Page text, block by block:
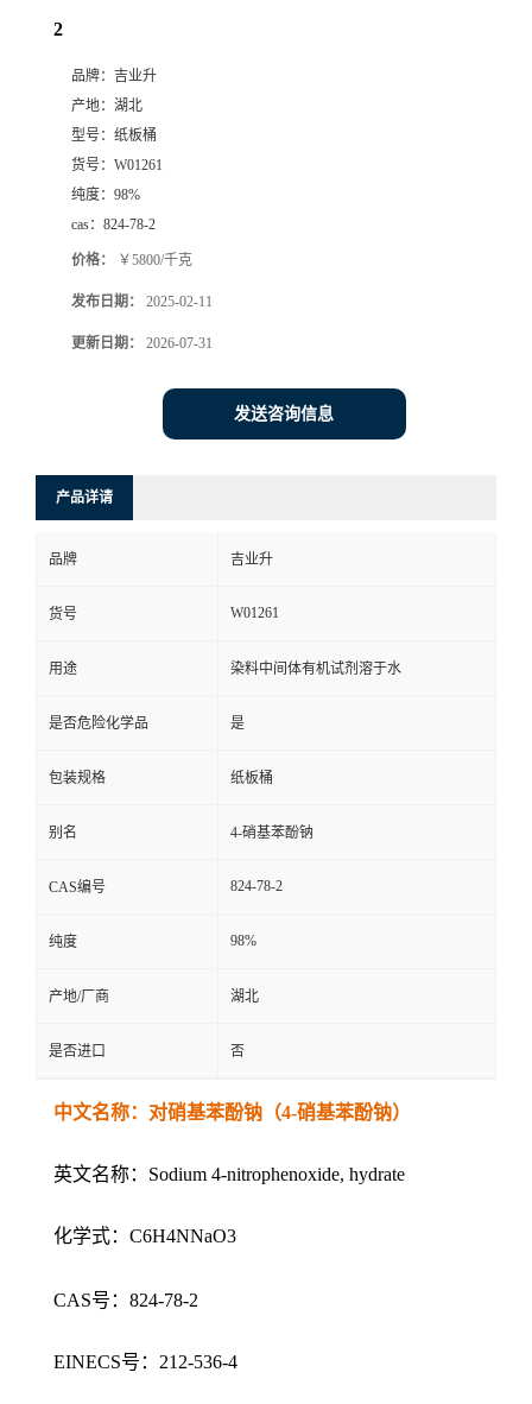
2
品牌： 吉业升
产地： 湖北
型号： 纸板桶
货号： W01261
纯度： 98%
cas： 824-78-2
价格： ￥5800/千克
发布日期： 2025-02-11
更新日期： 2026-07-31
发送咨询信息
产品详请
品牌 吉业升
货号 W01261
用途 染料中间体有机试剂溶于水
是否危险化学品 是
包装规格 纸板桶
别名 4-硝基苯酚钠
CAS编号 824-78-2
纯度 98%
产地/厂商 湖北
是否进口 否
中文名称：对硝基苯酚钠（4-硝基苯酚钠）
英文名称：Sodium 4-nitrophenoxide, hydrate
化学式：C6H4NNaO3
CAS号：824-78-2
EINECS号：212-536-4